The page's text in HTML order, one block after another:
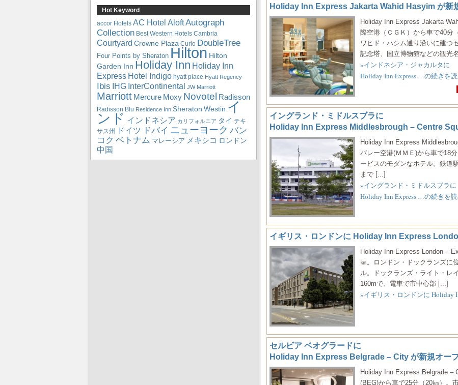
Holiday Inn Express Jakarta Wahid Hasyim が新
Holiday Inn Express Jakarta
際空港（ＣＧＫ）から車で40分
ワヒド・ハシム通り沿いに建つ
記念塔、国立博物館などの観光
»インドネシア・ジャカルタに
Holiday Inn Express …の続きを
イングランド・ミドルスブラに
Holiday Inn Express Middlesbrough – Centre
Holiday Inn Express
バレー空港(ＭＭＥ)から車で18
ービスのモダンなホテル。鉄道
まで [...]
»イングランド・ミドルスブラに
Holiday Inn Express …の続きを
イギリス・ロンドンに Holiday Inn Express
Holiday Inn Express London –
㎞。ロンドン・ドックランズに
ル。ドックランズ・ライト・レ
160mで、電車で市中心部 [...]
»イギリス・ロンドンに Holiday
セルビア ベオグラードに
Holiday Inn Express Belgrade – City が新規オー
Holiday Inn Express Belgrade –
(BEG)から車で25分（20㎞）。
Hot Keyword
accor Hotels AC Hotel AloftAutograph
Collection Best Western Hotels Cambria
Courtyard Crowne Plaza Curio DoubleTree
Four Points by Sheraton Hilton Hilton
Garden Inn Holiday Inn Holiday Inn
Express Hotel Indigo hyatt place Hyatt Regency
Ibis IHG InterContinental JW Marriott
Marriott Mercure Moxy Novotel Radisson
Radisson Blu Residence Inn Sheraton Westin イ
ンド インドネシア カリフォルニア タイ テキ
サス州
ドイツ ドバイ ニューヨーク バン
コク ベトナム マレーシア メキシコ ロンドン
中国